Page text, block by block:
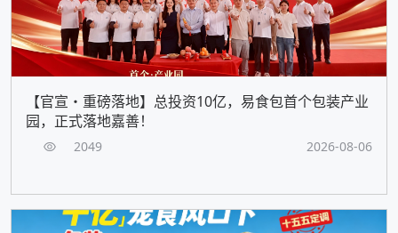
【官宣・重磅落地】总投资10亿，易食包首个包装产业
园，正式落地嘉善！
2049 2026-08-06